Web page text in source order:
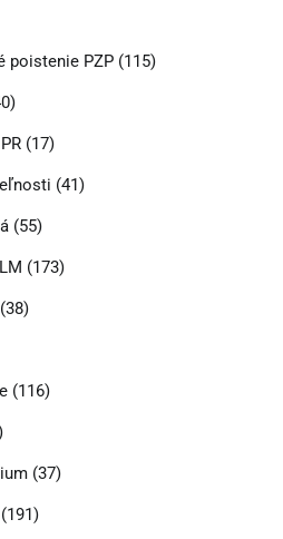
poistenie PZP(115)
(17)
(41)
(55)
(173)
(116)
(37)